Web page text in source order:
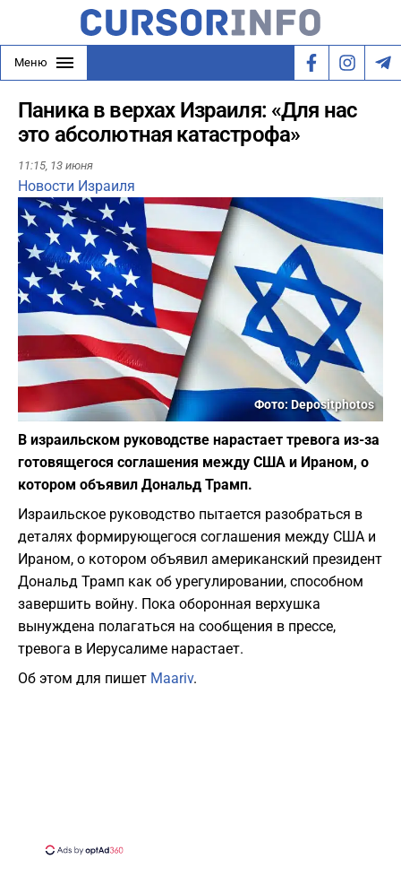
Меню
Паника в верхах Израиля: «Для нас
это абсолютная катастрофа»
11:15, 13 июня
Новости Израиля
Фото: Depositphotos
В израильском руководстве нарастает тревога из-за
готовящегося соглашения между США и Ираном, о
котором объявил Дональд Трамп.
Израильское руководство пытается разобраться в
деталях формирующегося соглашения между США и
Ираном, о котором объявил американский президент
Дональд Трамп как об урегулировании, способном
завершить войну. Пока оборонная верхушка
вынуждена полагаться на сообщения в прессе,
тревога в Иерусалиме нарастает.
Об этом для пишет Maariv.